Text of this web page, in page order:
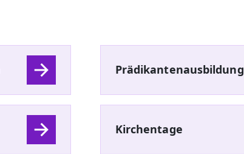
Prädikantenausbildung
Kirchentage